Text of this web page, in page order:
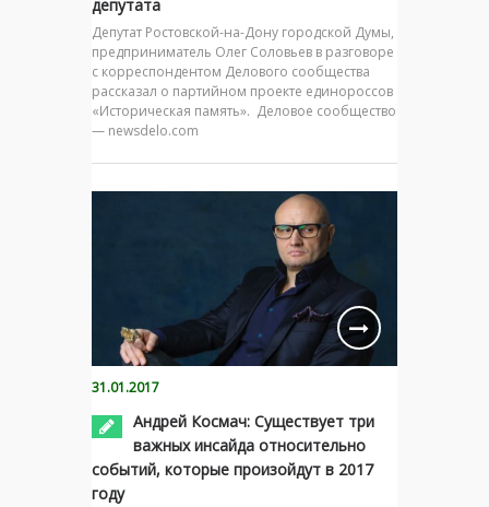
депутата
Депутат Ростовской-на-Дону городской Думы,
предприниматель Олег Соловьев в разговоре
с корреспондентом Делового сообщества
рассказал о партийном проекте единороссов
«Историческая память». Деловое сообщество
— newsdelo.com
31.01.2017
Андрей Космач: Существует три
важных инсайда относительно
событий, которые произойдут в 2017
году